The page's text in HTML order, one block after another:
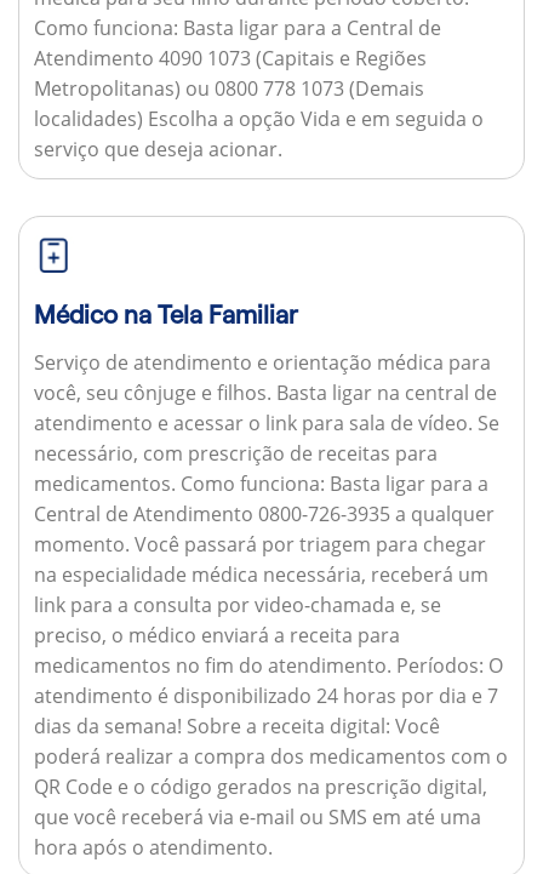
Como funciona: Basta ligar para a Central de
Atendimento 4090 1073 (Capitais e Regiões
Metropolitanas) ou 0800 778 1073 (Demais
localidades) Escolha a opção Vida e em seguida o
serviço que deseja acionar.
Médico na Tela Familiar
Serviço de atendimento e orientação médica para
você, seu cônjuge e filhos. Basta ligar na central de
atendimento e acessar o link para sala de vídeo. Se
necessário, com prescrição de receitas para
medicamentos. Como funciona: Basta ligar para a
Central de Atendimento 0800-726-3935 a qualquer
momento. Você passará por triagem para chegar
na especialidade médica necessária, receberá um
link para a consulta por video-chamada e, se
preciso, o médico enviará a receita para
medicamentos no fim do atendimento. Períodos: O
atendimento é disponibilizado 24 horas por dia e 7
dias da semana! Sobre a receita digital: Você
poderá realizar a compra dos medicamentos com o
QR Code e o código gerados na prescrição digital,
que você receberá via e-mail ou SMS em até uma
hora após o atendimento.